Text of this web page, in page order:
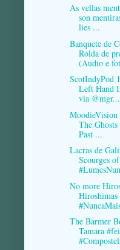
As vellas
son
lies ...
Banquete de
Rolda de
(Audio e
ScotIndyPod
Left Hand
via @mgr...
MoodieVision
The
Past ...
Lacras de
Scourges
No more
Hiroshimas
The Barmer
Tamara